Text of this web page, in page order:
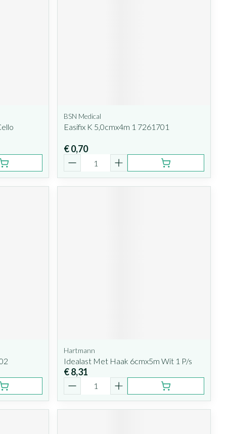
BSN Medical
Easifix K 5,0cmx4m 1 7261701
€ 0,70
Hartmann
Idealast Met Haak 6cmx5m Wit 1 P/s
€ 8,31